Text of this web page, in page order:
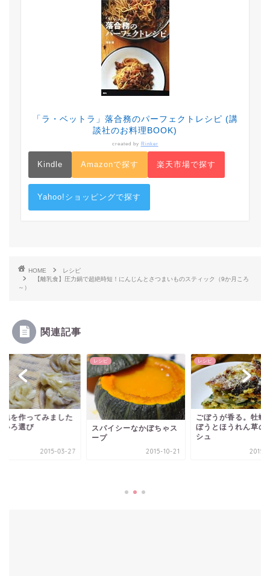
「ラ・ベットラ」落合務のパーフェクトレシピ (講
談社のお料理BOOK)
created by Rinker
Kindle Amazonで探す 楽天市場で探す
Yahoo!ショッピングで探す
HOME
レシピ
【離乳食】圧力鍋で超絶時短！にんじんとさつまいものスティック（9か月ころ
～）
関連記事
包を作ってみました
いろ選び
2015-03-27
レシピ
スパイシーなかぼちゃス
ープ
2015-10-21
レシピ
ごぼうが香る。牡蠣
ぼうとほうれん草の
シュ
2015-